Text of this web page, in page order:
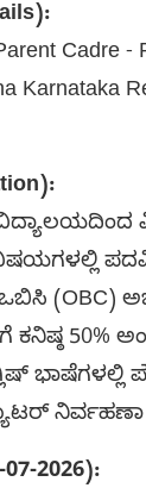
Cadre -
Karnataka
(OBC)
50%
2026):